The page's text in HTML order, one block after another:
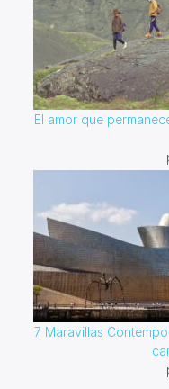
El amor que
7 Maravillas